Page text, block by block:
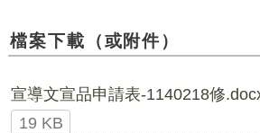
檔案下載（或附件）
宣導文宣品申請表-1140218修
19 KB